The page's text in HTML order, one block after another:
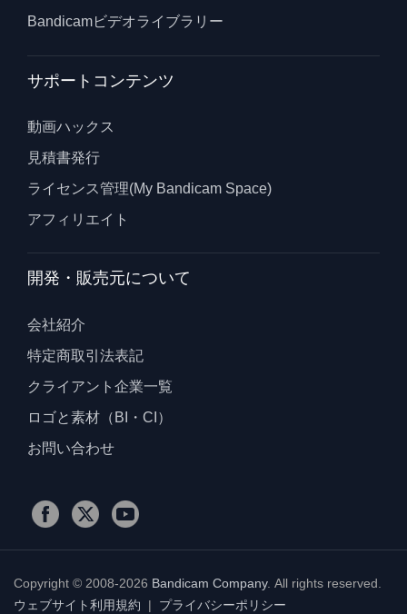
Bandicamビデオライブラリー
サポートコンテンツ
動画ハックス
見積書発行
ライセンス管理(My Bandicam Space)
アフィリエイト
開発・販売元について
会社紹介
特定商取引法表記
クライアント企業一覧
ロゴと素材（BI・CI）
お問い合わせ
Copyright © 2008-2026 Bandicam Company. All rights reserved.
ウェブサイト利用規約 | プライバシーポリシー